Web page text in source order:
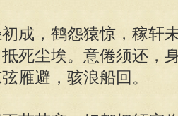
成，鹤怨猿惊，稼轩
死尘埃。意倦须还，
雁避，骇浪船回。